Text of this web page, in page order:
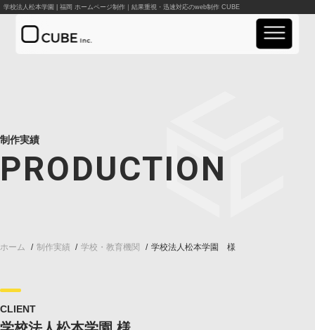
料金案内
学校法人松本学園 | 福岡 ホームページ制作｜結果重視・迅速対応のweb制作 CUBE
制作実績
PRODUCTION
ホーム 制作実績 学校・教育機関 学校法人松本学園
CLIENT